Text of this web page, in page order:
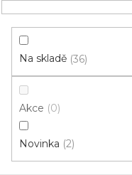
obsah
HLEDAT
běhouny
Na skladě 36
Akce 0
Novinka 2